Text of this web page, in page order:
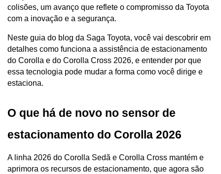
colisões, um avanço que reflete o compromisso da Toyota
com a inovação e a segurança.
Neste guia do blog da Saga Toyota, você vai descobrir em
detalhes como funciona a assistência de estacionamento
do Corolla e do Corolla Cross 2026, e entender por que
essa tecnologia pode mudar a forma como você dirige e
estaciona.
O que há de novo no sensor de
estacionamento do Corolla 2026
A linha 2026 do Corolla Sedã e Corolla Cross mantém e
aprimora os recursos de estacionamento, que agora são